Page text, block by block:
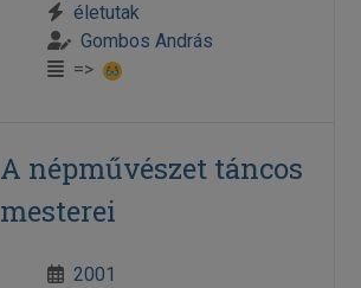
életutak
Gombos András
=>
A népművészet táncos
mesterei
2001